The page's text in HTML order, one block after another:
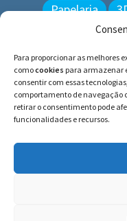
Para proporcionar as melhores
comocookies para armazenar
consentir com essas
comportamento de navegação
retirar o consentimento pode
funcionalidades e recursos.
Papelaria
Pesquisar
por:
© BLUE e os gatos ∙
Histórias inspiradas
gatos!